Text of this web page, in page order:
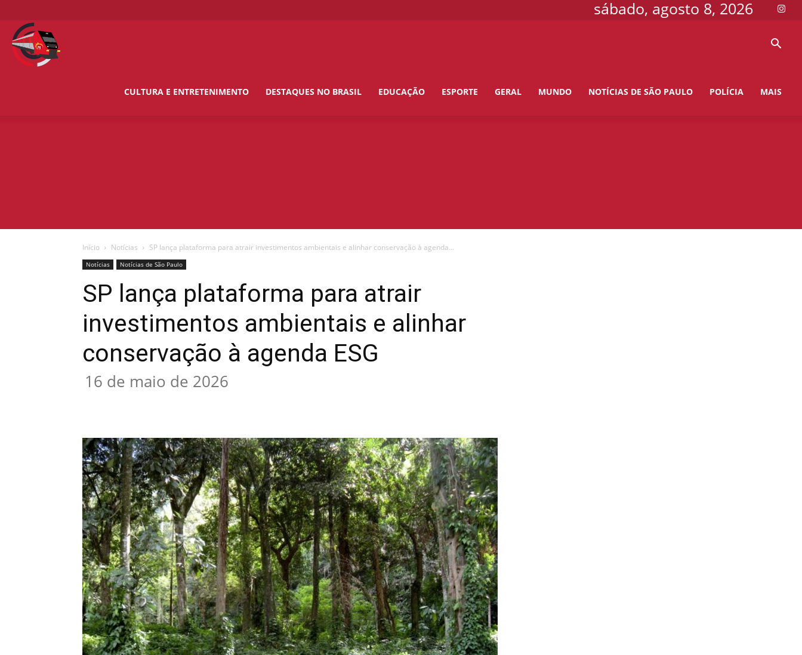
sábado, agosto 8, 2026
CULTURA E ENTRETENIMENTO DESTAQUES NO BRASIL EDUCAÇÃO ESPORTE GERAL MUNDO NOTÍCIAS DE SÃO PAULO POLÍCIA MAIS
Início Notícias SP lança plataforma para atrair investimentos ambientais e alinhar conservação à agenda...
Notícias Notícias de São Paulo
SP lança plataforma para atrair
investimentos ambientais e alinhar
conservação à agenda ESG
16 de maio de 2026